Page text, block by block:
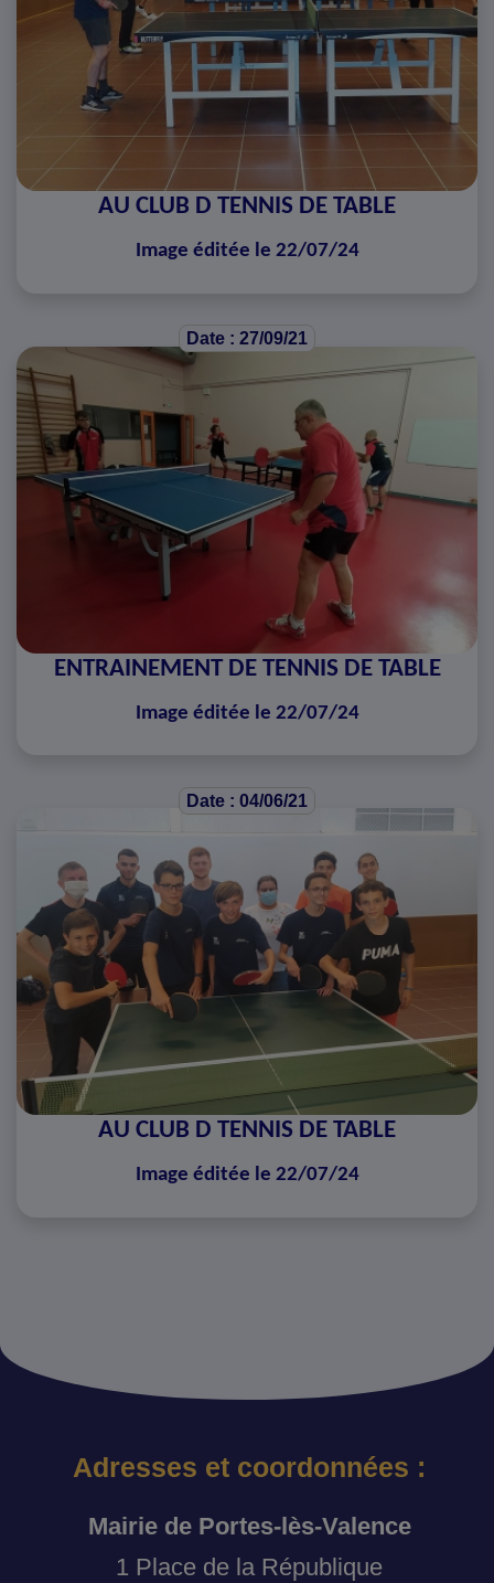
AU CLUB D TENNIS DE TABLE
Image éditée le 22/07/24
Date : 27/09/21
ENTRAINEMENT DE TENNIS DE TABLE
Image éditée le 22/07/24
Date : 04/06/21
AU CLUB D TENNIS DE TABLE
Image éditée le 22/07/24
Adresses et coordonnées :
Mairie de Portes-lès-Valence
1 Place de la République